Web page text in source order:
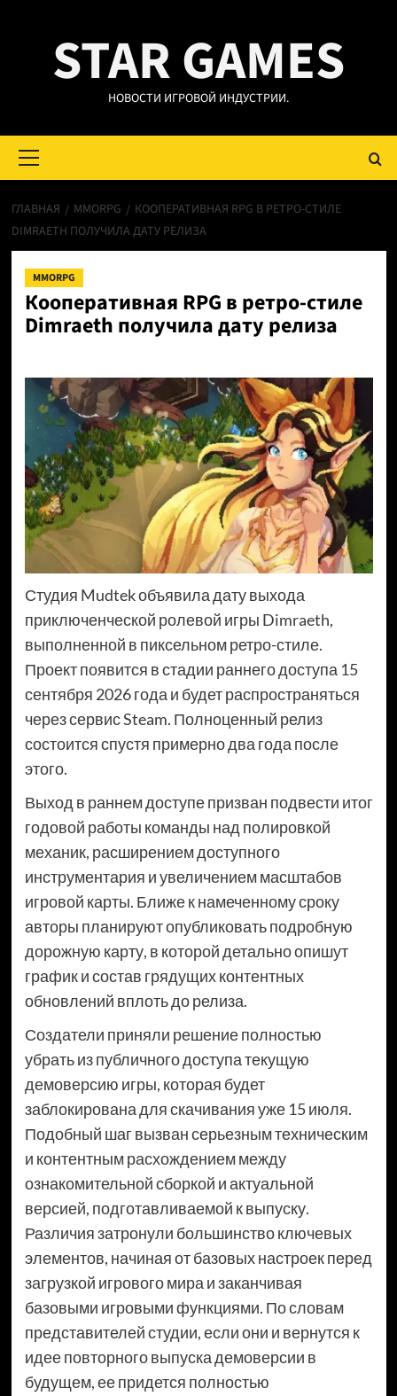
содержимомуSTAR GAMES
НОВОСТИ ИГРОВОЙ ИНДУСТРИИ.
меню
ГЛАВНАЯ MMORPG
КООПЕРАТИВНАЯ RPG В РЕТРО-СТИЛЕ
DIMRAETH ПОЛУЧИЛА ДАТУ РЕЛИЗА
MMORPG
Кооперативная RPG в ретро-стиле
Dimraeth получила дату релиза
Студия Mudtek объявила дату выхода
приключенческой ролевой игры Dimraeth,
выполненной в пиксельном ретро-стиле.
Проект появится в стадии раннего доступа 15
сентября 2026 года и будет распространяться
через сервис Steam. Полноценный релиз
состоится спустя примерно два года после
этого.
Выход в раннем доступе призван подвести итог
годовой работы команды над полировкой
механик, расширением доступного
инструментария и увеличением масштабов
игровой карты. Ближе к намеченному сроку
авторы планируют опубликовать подробную
дорожную карту, в которой детально опишут
график и состав грядущих контентных
обновлений вплоть до релиза.
Создатели приняли решение полностью
убрать из публичного доступа текущую
демоверсию игры, которая будет
заблокирована для скачивания уже 15 июля.
Подобный шаг вызван серьезным техническим
и контентным расхождением между
ознакомительной сборкой и актуальной
версией, подготавливаемой к выпуску.
Различия затронули большинство ключевых
элементов, начиная от базовых настроек перед
загрузкой игрового мира и заканчивая
базовыми игровыми функциями. По словам
представителей студии, если они и вернутся к
идее повторного выпуска демоверсии в
будущем, ее придется полностью